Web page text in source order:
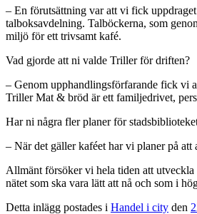
– En förutsättning var att vi fick
talboksavdelning. Talböckerna, som
miljö för ett trivsamt kafé.
Vad gjorde att ni valde Triller för driften?
– Genom upphandlingsförfarande fick vi
Triller Mat & bröd är ett familjedrivet,
Har ni några fler planer för
– När det gäller kaféet har vi planer på
Allmänt försöker vi hela tiden att
nätet som ska vara lätt att nå och som i
Detta inlägg postades i Handel i city den